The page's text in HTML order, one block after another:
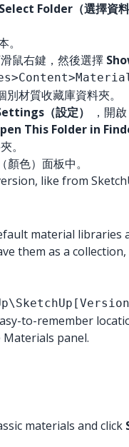
Select Folder（選擇資料
鼠右鍵，然後選擇
材質收藏庫資料夾。
（設定）
，開
This Folder in
。
色）面板中。
like from
material libraries
them as a
to-remember
panel.
materials and click